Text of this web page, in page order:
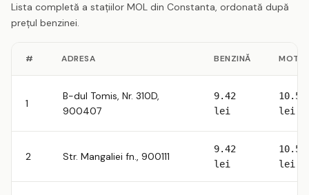
Lista completă a stațiilor MOL din Constanta, ordonată după
prețul benzinei.
# ADRESA BENZINĂ
1
B-dul Tomis, Nr. 310D,
900407
9.42
lei
10.53
lei
2 Str. Mangaliei fn., 900111
9.42
lei
10.53
lei